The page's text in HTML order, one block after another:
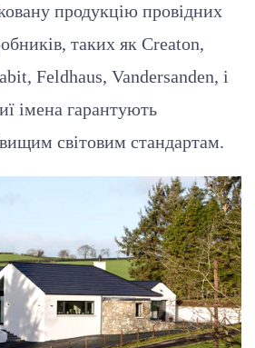
продукцію провідних
таких як Creaton,
Feldhaus, Vandersanden, і
імена гарантують
світовим стандартам.